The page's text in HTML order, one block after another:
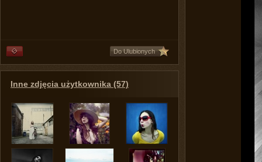
Do Ulubionych
Inne zdjęcia użytkownika (57)